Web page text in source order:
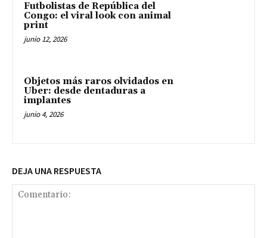
Futbolistas de República del
Congo: el viral look con animal
print
junio 12, 2026
Objetos más raros olvidados en
Uber: desde dentaduras a
implantes
junio 4, 2026
DEJA UNA RESPUESTA